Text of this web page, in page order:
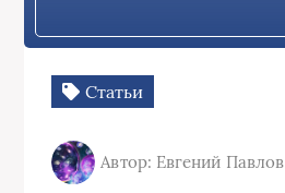
Статьи
Автор: Евгений Павлов